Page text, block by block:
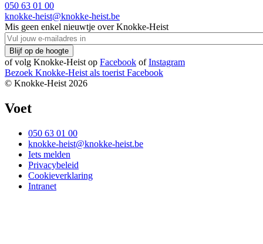
050 63 01 00
knokke-heist@knokke-heist.be
Mis geen enkel nieuwtje over Knokke-Heist
of volg Knokke-Heist op Facebook ofInstagram
Bezoek Knokke-Heist als toerist Facebook
© Knokke-Heist 2026
Voet
050 63 01 00
knokke-heist@knokke-heist.be
Iets melden
Privacybeleid
Cookieverklaring
Intranet